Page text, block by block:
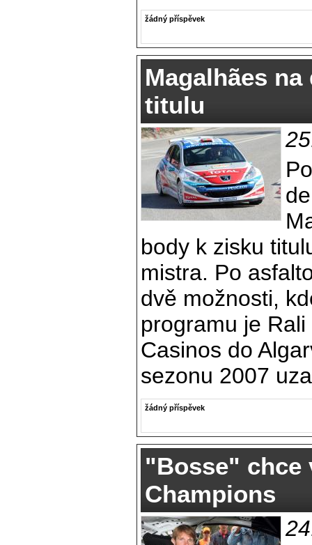
žádný příspěvek
Magalhães
titulu
body k zisku
mistra. Po
dvě možnosti,
programu je
Casinos do
sezonu 2007
žádný příspěvek
"Bosse" chce
Champions